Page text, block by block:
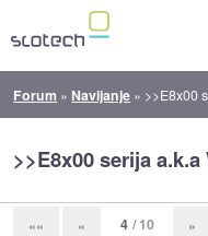
Forum » Navijanje » >>E8x00
>>E8x00 serija a.k.a
«« « 4 / 10 »